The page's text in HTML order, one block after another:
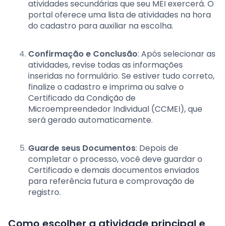
atividades secundárias que seu MEI exercerá. O
portal oferece uma lista de atividades na hora
do cadastro para auxiliar na escolha.
Confirmação e Conclusão: Após selecionar as
atividades, revise todas as informações
inseridas no formulário. Se estiver tudo correto,
finalize o cadastro e imprima ou salve o
Certificado da Condição de
Microempreendedor Individual (CCMEI), que
será gerado automaticamente.
Guarde seus Documentos: Depois de
completar o processo, você deve guardar o
Certificado e demais documentos enviados
para referência futura e comprovação de
registro.